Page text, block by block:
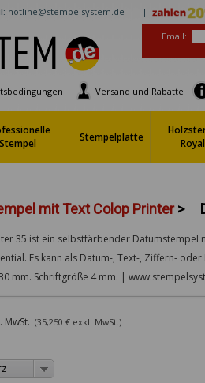
hotline@stempelsystem.de | |
Email:
Versand und Rabatte
Stempel
Stempelplatte
mit Text Colop Printer>
35 ist ein selbstfärbender Datumstempel
Es kann als Datum-, Text-, Ziffern-
mm. Schriftgröße 4 mm. |
MwSt. (35,250 € exkl. MwSt.)